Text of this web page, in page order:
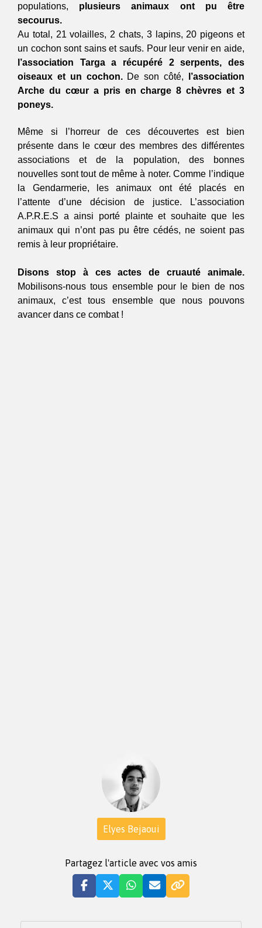
populations, plusieurs animaux ont pu être
secourus.
Au total, 21 volailles, 2 chats, 3 lapins, 20 pigeons et
l’association Targa a récupéré 2 serpents, des
oiseaux et un cochon. De son côté,
l’association
Arche du cœur a pris en charge 8 chèvres et 3
poneys.
Même si l’horreur de ces découvertes est bien
présente dans le cœur des membres des différentes
associations et de la population, des bonnes
nouvelles sont tout de même à noter. Comme l’indique
la Gendarmerie, les animaux ont été placés en
l’attente d’une décision de justice. L’association
A.P.R.E.S a ainsi porté plainte et souhaite que les
animaux qui n’ont pas pu être cédés, ne soient pas
remis à leur propriétaire.
Disons stop à ces actes de cruauté animale.
Mobilisons-nous tous ensemble pour le bien de nos
animaux, c’est tous ensemble que nous pouvons
avancer dans ce combat !
Elyes Bejaoui
Partagez l'article avec vos amis